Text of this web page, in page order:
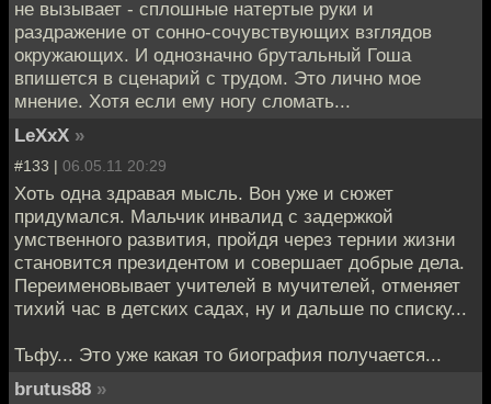
не вызывает - сплошные натертые руки и
раздражение от сонно-сочувствующих взглядов
окружающих. И однозначно брутальный Гоша
впишется в сценарий с трудом. Это лично мое
мнение. Хотя если ему ногу сломать...
LeXxX »
#133 | 06.05.11 20:29
Хоть одна здравая мысль. Вон уже и сюжет
придумался. Мальчик инвалид с задержкой
умственного развития, пройдя через тернии жизни
становится президентом и совершает добрые дела.
Переименовывает учителей в мучителей, отменяет
тихий час в детских садах, ну и дальше по списку...
Тьфу... Это уже какая то биография получается...
brutus88 »